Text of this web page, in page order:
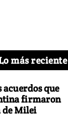
más reciente
acuerdos que
firmaron
de Milei